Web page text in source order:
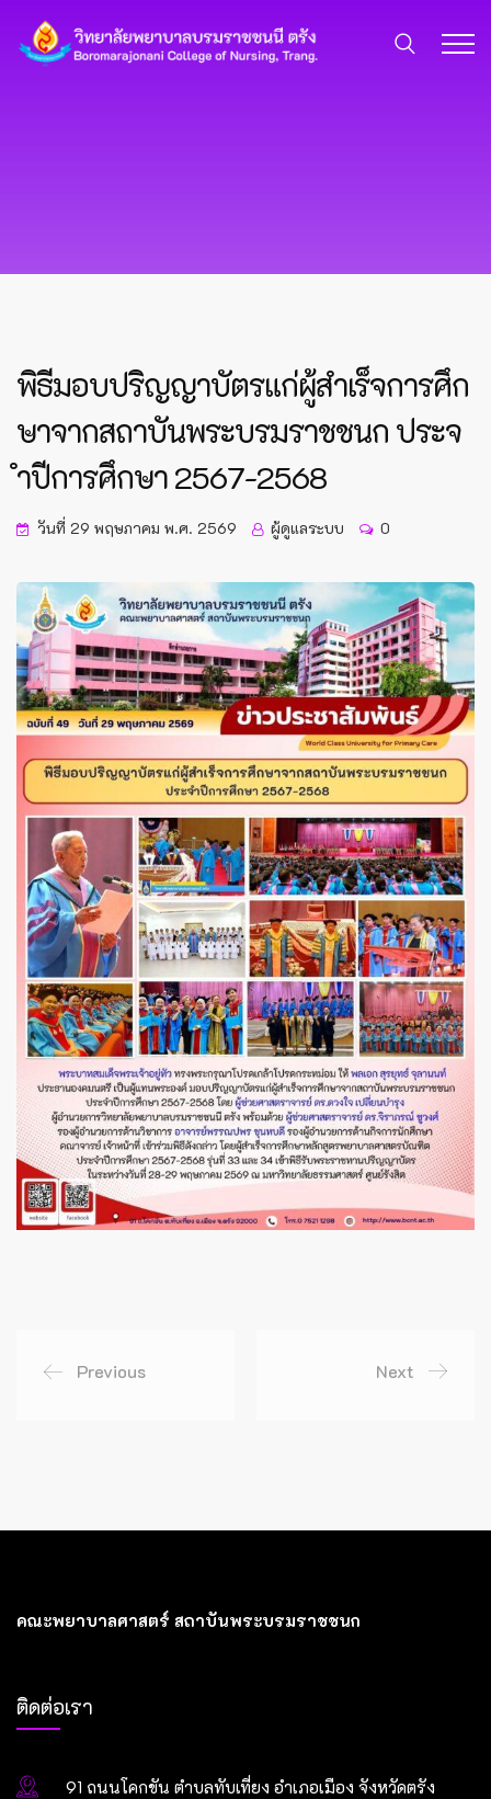
พิธีมอบปริญญาบัตรแก่ผู้สำเร็จการศึก
ษาจากสถาบันพระบรมราชชนก ประจ
ำปีการศึกษา 2567-2568
วันที่ 29 พฤษภาคม พ.ศ. 2569 ผู้ดูแลระบบ 0
Previous Next
คณะพยาบาลศาสตร์ สถาบันพระบรมราชชนก
ติดต่อเรา
91 ถนนโคกขัน ตำบลทับเที่ยง อำเภอเมือง จังหวัดตรัง